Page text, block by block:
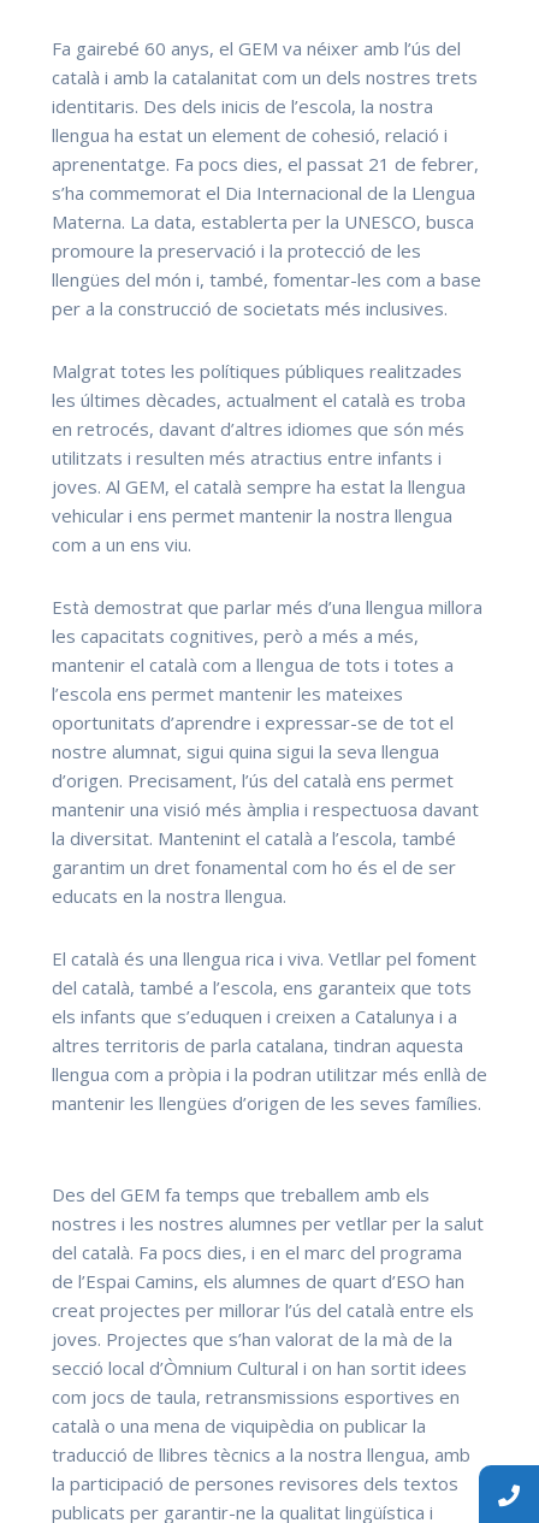
Fa gairebé 60 anys, el GEM va néixer amb l’ús del
català i amb la catalanitat com un dels nostres trets
identitaris. Des dels inicis de l’escola, la nostra
llengua ha estat un element de cohesió, relació i
aprenentatge. Fa pocs dies, el passat 21 de febrer,
s’ha commemorat el Dia Internacional de la Llengua
Materna. La data, establerta per la UNESCO, busca
promoure la preservació i la protecció de les
llengües del món i, també, fomentar-les com a base
per a la construcció de societats més inclusives.
Malgrat totes les polítiques públiques realitzades
les últimes dècades, actualment el català es troba
en retrocés, davant d’altres idiomes que són més
utilitzats i resulten més atractius entre infants i
joves. Al GEM, el català sempre ha estat la llengua
vehicular i ens permet mantenir la nostra llengua
com a un ens viu.
Està demostrat que parlar més d’una llengua millora
les capacitats cognitives, però a més a més,
mantenir el català com a llengua de tots i totes a
l’escola ens permet mantenir les mateixes
oportunitats d’aprendre i expressar-se de tot el
nostre alumnat, sigui quina sigui la seva llengua
d’origen. Precisament, l’ús del català ens permet
mantenir una visió més àmplia i respectuosa davant
la diversitat. Mantenint el català a l’escola, també
garantim un dret fonamental com ho és el de ser
educats en la nostra llengua.
El català és una llengua rica i viva. Vetllar pel foment
del català, també a l’escola, ens garanteix que tots
els infants que s’eduquen i creixen a Catalunya i a
altres territoris de parla catalana, tindran aquesta
llengua com a pròpia i la podran utilitzar més enllà de
mantenir les llengües d’origen de les seves famílies.
Des del GEM fa temps que treballem amb els
nostres i les nostres alumnes per vetllar per la salut
del català. Fa pocs dies, i en el marc del programa
de l’Espai Camins, els alumnes de quart d’ESO han
creat projectes per millorar l’ús del català entre els
joves. Projectes que s’han valorat de la mà de la
secció local d’Òmnium Cultural i on han sortit idees
com jocs de taula, retransmissions esportives en
català o una mena de viquipèdia on publicar la
traducció de llibres tècnics a la nostra llengua, amb
la participació de persones revisores dels textos
publicats per garantir-ne la qualitat lingüística i